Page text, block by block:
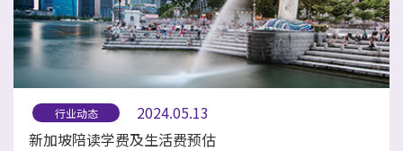
行业动态
2024.05.13
新加坡陪读学费及生活费预估